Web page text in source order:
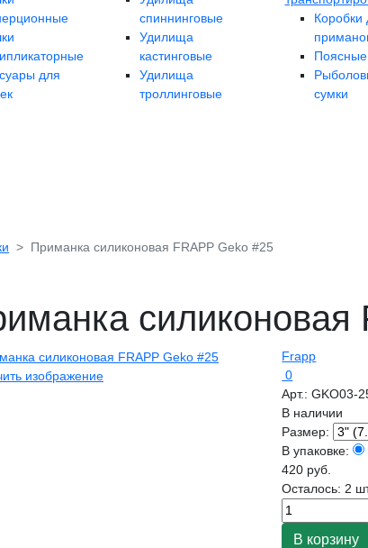
для
спиннинговые
Удилища
кастинговые
Удилища
троллинговые
Коробки
Поясные
сумки
Приманка силиконовая FRAPP Geko #25
силиконовая
изображение
Frapp
0
Арт.:GKO03-
В наличии
Размер:
В упаковке:
420 руб.
Осталось: 2